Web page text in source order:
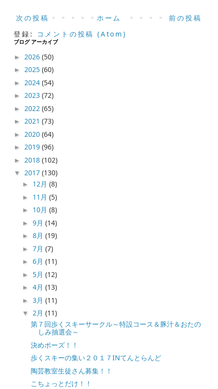
次の投稿 前の投稿
ホーム
登録:
コメントの投稿 (Atom)
ブログ アーカイブ
► 2026(50)
►2025(60)
► 2024(54)
►2023(72)
► 2022(65)
►2021(73)
► 2020(64)
►2019(96)
► 2018(102)
▼2017(130)
► 12月(8)
► 11月(5)
► 10月(8)
►9月(14)
►8月(19)
►7月(7)
►6月(11)
► 5月(12)
►4月(13)
►3月(11)
▼2月(11)
第７回歩くスキーサークル～特設コース＆豚汁＆おたの
しみ抽選会～
決めポーズ！！
歩くスキーの集い２０１７INてんとらんど
陶芸教室生徒さん募集！！
こちょっとだけ！！